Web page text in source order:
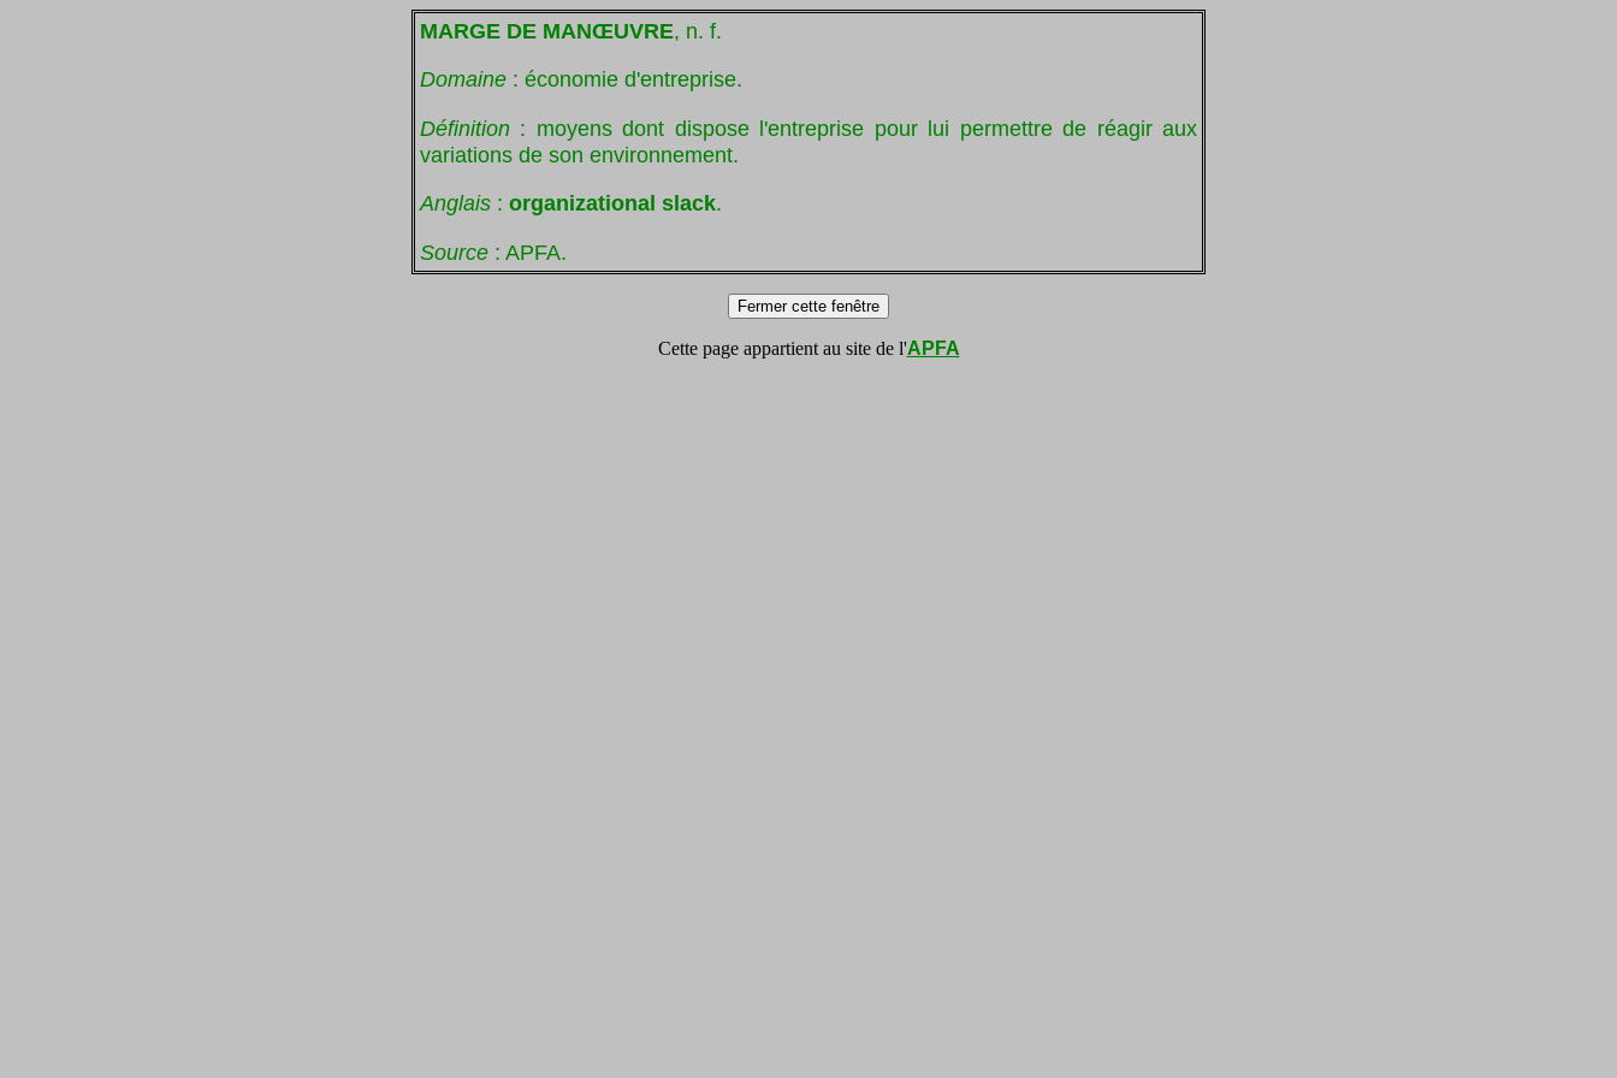
MARGE DE MANŒUVRE, n. f.
Domaine : économie d'entreprise.
Définition : moyens dont dispose l'entreprise pour lui permettre de réagir aux
variations de son environnement.
Anglais : organizational slack.
Source : APFA.
Cette page appartient au site de l'APFA